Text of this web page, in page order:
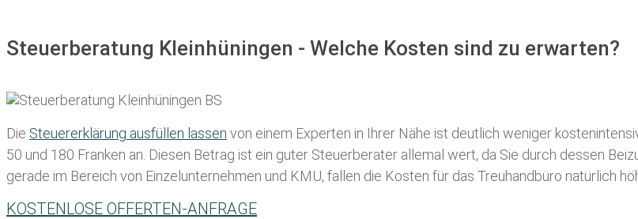
Steuerberatung Kleinhüningen - Welche Kosten sind zu erwarten?
Die Steuererklärung ausfüllen lassen von einem Experten in Ihrer Nähe ist deutlich weniger
50 und 180 Franken an. Diesen Betrag ist ein guter Steuerberater allemal wert, da Sie durch dessen
gerade im Bereich von Einzelunternehmen und KMU, fallen die Kosten für das Treuhandbüro natürlich
KOSTENLOSE OFFERTEN-ANFRAGE